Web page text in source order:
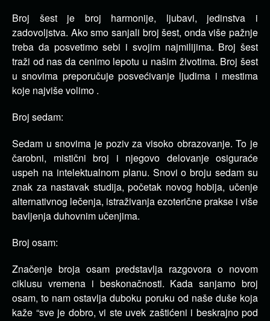
Broj šest je broj harmonije, ljubavi, jedinstva i
zadovoljstva. Ako smo sanjali broj šest, onda više pažnje
treba da posvetimo sebi i svojim najmilijima. Broj šest
traži od nas da cenimo lepotu u našim životima. Broj šest
u snovima preporučuje posvećivanje ljudima i mestima
koje najviše volimo .
Broj sedam:
Sedam u snovima je poziv za visoko obrazovanje. To je
čarobni, mistični broj i njegovo delovanje osiguraće
uspeh na intelektualnom planu. Snovi o broju sedam su
znak za nastavak studija, početak novog hobija, učenje
alternativnog lečenja, istraživanja ezoterične prakse i više
bavljenja duhovnim učenjima.
Broj osam:
Značenje broja osam predstavlja razgovora o novom
ciklusu vremena i beskonačnosti. Kada sanjamo broj
osam, to nam ostavlja duboku poruku od naše duše koja
kaže “sve je dobro, vi ste uvek zaštićeni i beskrajno pod